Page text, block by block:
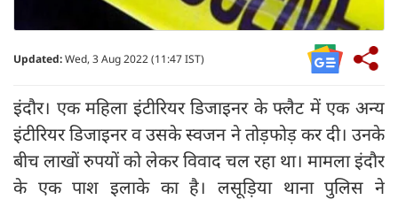
Updated:Wed, 3 Aug 2022 (11:47 IST)
इंदौर। एक महिला इंटीरियर डिजाइनर के फ्लैट में एक अन्य
इंटीरियर डिजाइनर व उसके स्वजन ने तोड़फोड़ कर दी। उनके
बीच लाखों रुपयों को लेकर विवाद चल रहा था। मामला इंदौर
के एक पाश इलाके का है। लसूड़िया थाना पुलिस ने